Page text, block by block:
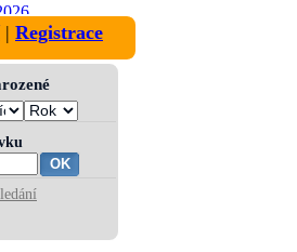
| Registrace